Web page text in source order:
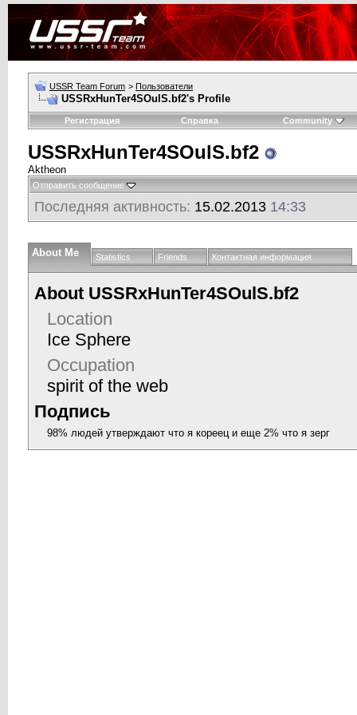
USSR Team Forum > Пользователи
USSRxHunTer4SOulS.bf2's Profile
Регистрация Справка Community
USSRxHunTer4SOulS.bf2
Aktheon
Отправить сообщение
Последняя активность: 15.02.2013 14:33
About Me Statistics Friends Контактная информация
About USSRxHunTer4SOulS.bf2
Location
Ice Sphere
Occupation
spirit of the web
Подпись
98% людей утверждают что я кореец и еще 2% что я зерг